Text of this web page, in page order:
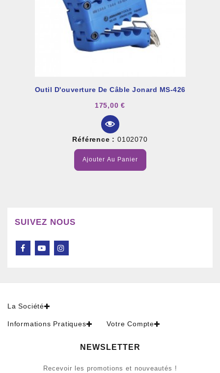
Outil D'ouverture De Câble Jonard MS-426
175,00 €
Référence : 0102070
Ajouter Au Panier
SUIVEZ NOUS
La Société
Informations Pratiques Votre Compte
NEWSLETTER
Recevoir les promotions et nouveautés !